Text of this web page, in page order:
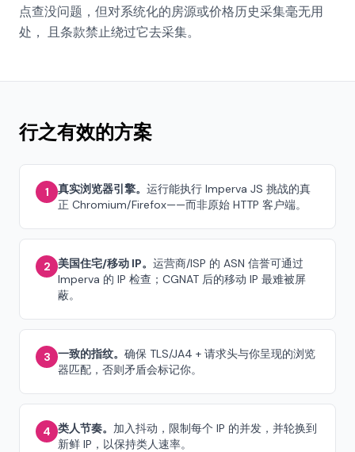
点查没问题，但对系统化的房源或价格历史采集毫无用
处， 且条款禁止绕过它去采集。
行之有效的方案
1 真实浏览器引擎。 运行能执行 Imperva JS 挑战的真
正 Chromium/Firefox——而非原始 HTTP 客户端。
2 美国住宅/移动 IP。 运营商/ISP 的 ASN 信誉可通过
Imperva 的 IP 检查；CGNAT 后的移动 IP 最难被屏
蔽。
3 一致的指纹。 确保 TLS/JA4 + 请求头与你呈现的浏览
器匹配，否则矛盾会标记你。
4 类人节奏。 加入抖动，限制每个 IP 的并发，并轮换到
新鲜 IP，以保持类人速率。